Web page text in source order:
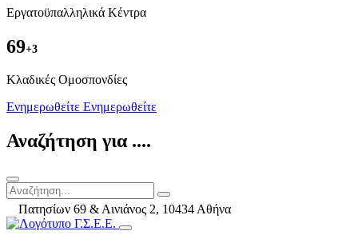
Εργατοϋπαλληλικά Κέντρα
69+3
Kλαδικές Ομοσπονδίες
Ενημερωθείτε Ενημερωθείτε
Αναζήτηση για ....
Πατησίων 69 & Αινιάνος 2, 10434 Αθήνα